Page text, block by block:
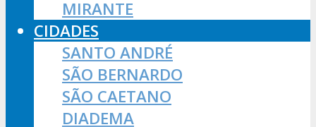
MIRANTE
CIDADES
SANTO ANDRÉ
SÃO BERNARDO
SÃO CAETANO
DIADEMA